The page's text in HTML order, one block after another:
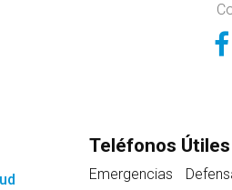
Teléfonos Útiles
Emergencias